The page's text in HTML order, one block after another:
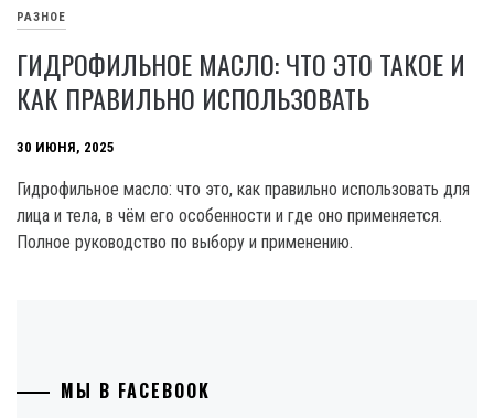
РАЗНОЕ
ГИДРОФИЛЬНОЕ МАСЛО: ЧТО ЭТО ТАКОЕ И
КАК ПРАВИЛЬНО ИСПОЛЬЗОВАТЬ
30 ИЮНЯ, 2025
Гидрофильное масло: что это, как правильно использовать для
лица и тела, в чём его особенности и где оно применяется.
Полное руководство по выбору и применению.
МЫ В FACEBOOK